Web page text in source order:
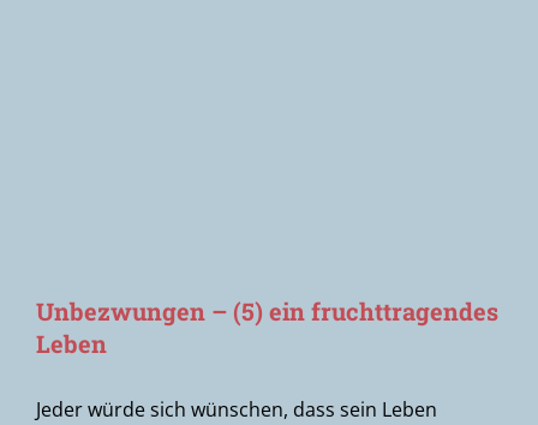
Unbezwungen – (5) ein fruchttragendes
Leben
Jeder würde sich wünschen, dass sein Leben